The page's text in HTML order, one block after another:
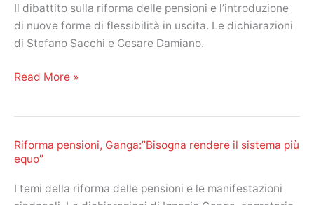
sindacati
sulla
circolare
Il dibattito sulla riforma delle pensioni e l’introduzione
di nuove forme di flessibilità in uscita. Le dichiarazioni
di Stefano Sacchi e Cesare Damiano.
Riforma
dopo
Quota
100
Read More »
Riforma pensioni, Ganga:”Bisogna rendere il sistema più
equo”
I temi della riforma delle pensioni e le manifestazioni